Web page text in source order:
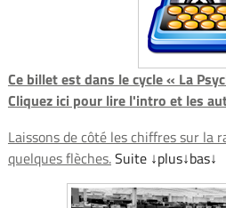
Ce billet est dans le cycle « La
Cliquez ici pour lire l'intro et les
Laissons de côté les chiffres sur la
quelques flèches.Suite ↓plus↓bas↓